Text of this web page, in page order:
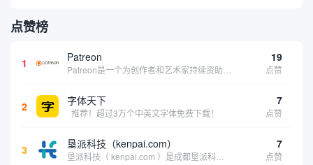
点赞榜
1 Patreon 19
点赞
2 字体天下
推荐！超过3万个中英文字体免费下载！
7
点赞
3 垦派科技（kenpai.com） 7
点赞